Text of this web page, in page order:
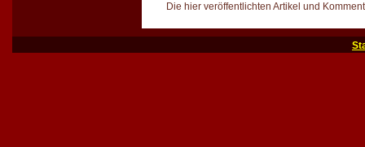
Die hier veröffentlichten Artikel und